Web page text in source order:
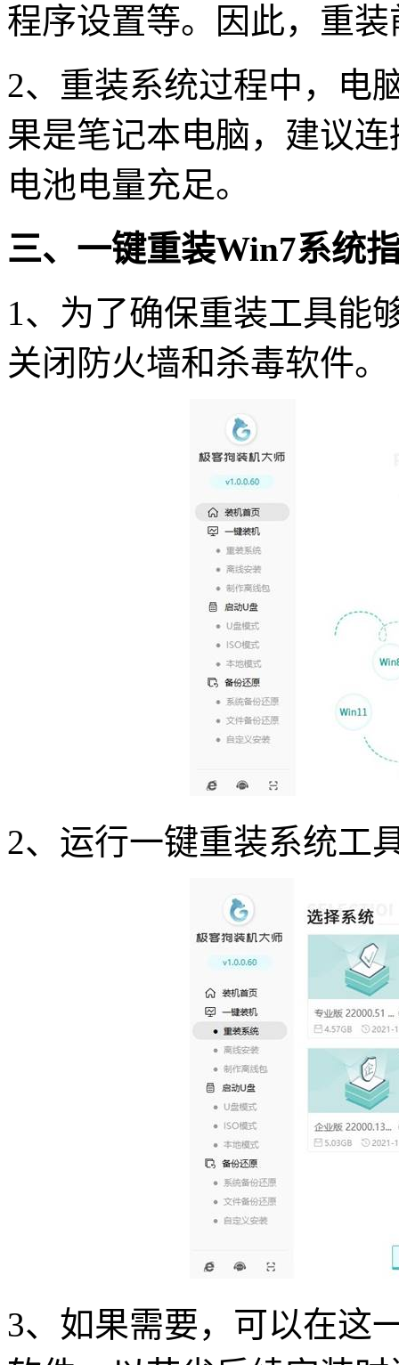
程序设置等。因此，重
2、重装系统过程中，电
果是笔记本电脑，建议
电池电量充足。
三、一键重装Win7系统
1 、为了确保重装工具能
关闭防火墙和杀毒软件。
2、运行一键重装系统工
3、如果需要，可以在这